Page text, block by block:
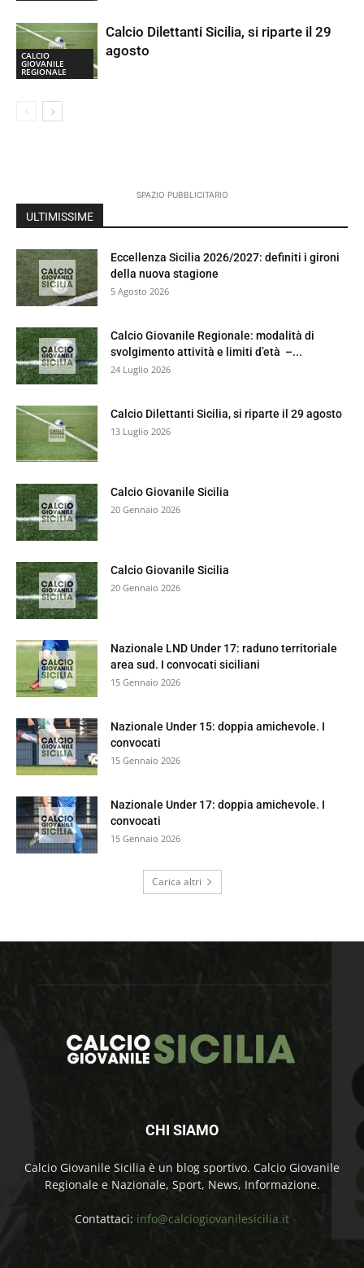
CALCIO
GIOVANILE
REGIONALE
Calcio Dilettanti Sicilia, si riparte il 29
agosto
SPAZIO PUBBLICITARIO
ULTIMISSIME
Eccellenza Sicilia 2026/2027: definiti i gironi
della nuova stagione
5 Agosto 2026
Calcio Giovanile Regionale: modalità di
svolgimento attività e limiti d’età –...
24 Luglio 2026
Calcio Dilettanti Sicilia, si riparte il 29 agosto
13 Luglio 2026
Calcio Giovanile Sicilia
20 Gennaio 2026
Calcio Giovanile Sicilia
20 Gennaio 2026
Nazionale LND Under 17: raduno territoriale
area sud. I convocati siciliani
15 Gennaio 2026
Nazionale Under 15: doppia amichevole. I
convocati
15 Gennaio 2026
Nazionale Under 17: doppia amichevole. I
convocati
15 Gennaio 2026
Carica altri
CHI SIAMO
Calcio Giovanile Sicilia è un blog sportivo. Calcio Giovanile
Regionale e Nazionale, Sport, News, Informazione.
Contattaci: info@calciogiovanilesicilia.it